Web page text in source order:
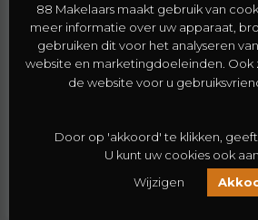
Medemblikstraat 94
€ 222.500
2 BD 1 BA 61 m
88 Makelaars maakt gebruik van
meer informatie over uw apparaat,
gebruiken dit voor het analyseren
website en marketingdoeleinden. Ook
de website voor u
Door op 'akkoord' te klikken,
U kunt uw cookies ook
Wijzigen